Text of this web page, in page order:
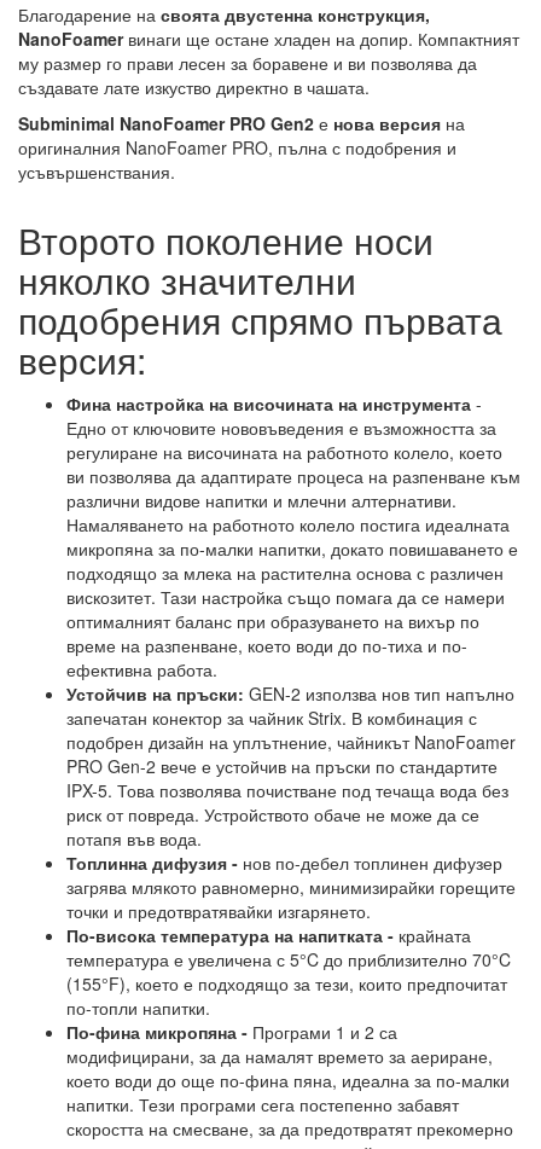
Благодарение на своята двустенна конструкция,
NanoFoamerвинаги ще остане хладен на допир. Компактният
му размер го прави лесен за боравене и ви позволява да
създавате лате изкуство директно в чашата.
Subminimal NanoFoamer PRO Gen2 е нова версия на
оригиналния NanoFoamer PRO, пълна с подобрения и
усъвършенствания.
Второто поколение носи
няколко значителни
подобрения спрямо първата
версия:
Фина настройка на височината на инструмента -
Едно от ключовите нововъведения е възможността за
регулиране на височината на работното колело, което
ви позволява да адаптирате процеса на разпенване към
различни видове напитки и млечни алтернативи.
Намаляването на работното колело постига идеалната
микропяна за по-малки напитки, докато повишаването е
подходящо за млека на растителна основа с различен
вискозитет. Тази настройка също помага да се намери
оптималният баланс при образуването на вихър по
време на разпенване, което води до по-тиха и по-
ефективна работа.
Устойчив на пръски: GEN-2 използва нов тип напълно
запечатан конектор за чайник Strix. В комбинация с
подобрен дизайн на уплътнение, чайникът NanoFoamer
PRO Gen-2 вече е устойчив на пръски по стандартите
IPX-5. Това позволява почистване под течаща вода без
риск от повреда. Устройството обаче не може да се
потапя във вода.
Топлинна дифузия - нов по-дебел топлинен дифузер
загрява млякото равномерно, минимизирайки горещите
точки и предотвратявайки изгарянето.
По-висока температура на напитката - крайната
температура е увеличена с 5°C до приблизително 70°C
(155°F), което е подходящо за тези, които предпочитат
по-топли напитки.
По-фина микропяна - Програми 1 и 2 са
модифицирани, за да намалят времето за аериране,
което води до още по-фина пяна, идеална за по-малки
напитки. Тези програми сега постепенно забавят
скоростта на смесване, за да предотвратят прекомерно